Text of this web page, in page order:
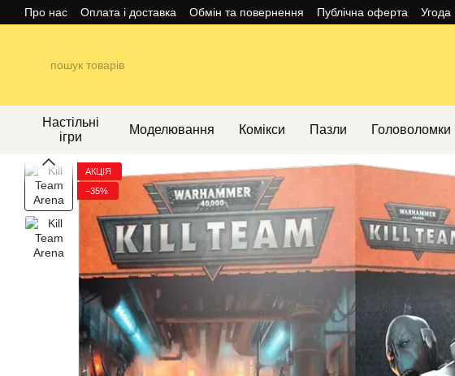
Перейти до основного контенту
Про нас Оплата і доставка Обмін та повернення Публічна оферта Угода
Настільні
ігри
Моделювання Комікси Пазли Головоломки
АКЦІЯ
−35%